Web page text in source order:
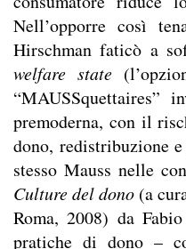
Nell’opporre così
Hirschman faticò a
welfare state
“MAUSSquettaires”
premoderna, con il
dono, redistribuzione
stesso Mauss nelle
Culture del dono (a
Roma, 2008) da
pratiche di dono –